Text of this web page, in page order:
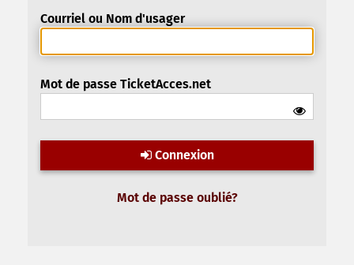
Courriel ou Nom d'usager
Mot de passe TicketAcces.net
Connexion
Mot de passe oublié?